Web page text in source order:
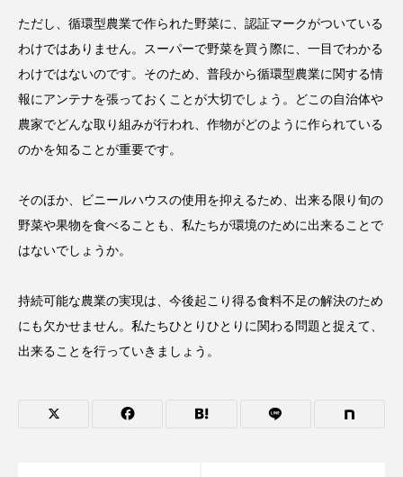
ただし、循環型農業で作られた野菜に、認証マークがついている
わけではありません。スーパーで野菜を買う際に、一目でわかる
わけではないのです。そのため、普段から循環型農業に関する情
報にアンテナを張っておくことが大切でしょう。どこの自治体や
農家でどんな取り組みが行われ、作物がどのように作られている
のかを知ることが重要です。
そのほか、ビニールハウスの使用を抑えるため、出来る限り旬の
野菜や果物を食べることも、私たちが環境のために出来ることで
はないでしょうか。
持続可能な農業の実現は、今後起こり得る食料不足の解決のため
にも欠かせません。私たちひとりひとりに関わる問題と捉えて、
出来ることを行っていきましょう。